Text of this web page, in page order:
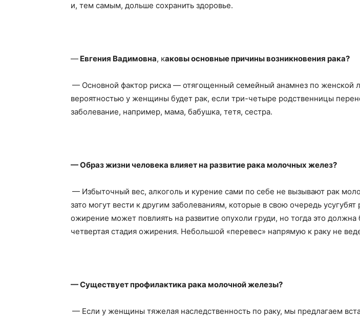
и, тем самым, дольше сохранить здоровье.
— Евгения Вадимовна, каковы основные причины возникновения рака?
— Основной фактор риска — отягощенный семейный анамнез по женской
вероятностью у женщины будет рак, если три-четыре родственницы
заболевание, например, мама, бабушка, тетя, сестра.
— Образ жизни человека влияет на развитие рака молочных желез?
— Избыточный вес, алкоголь и курение сами по себе не вызывают рак
зато могут вести к другим заболеваниям, которые в свою очередь
ожирение может повлиять на развитие опухоли груди, но тогда это
четвертая стадия ожирения. Небольшой «перевес» напрямую к раку не
— Существует профилактика рака молочной железы?
— Если у женщины тяжелая наследственность по раку, мы предлагаем